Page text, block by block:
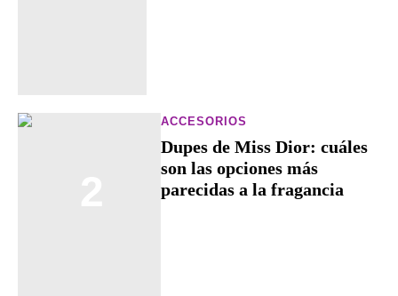
ACCESORIOS
Dupes de Miss Dior: cuáles
son las opciones más
parecidas a la fragancia